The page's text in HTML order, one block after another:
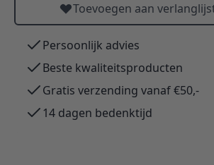
Toevoegen aan
Persoonlijk advies
Beste kwaliteitsproducten
Gratis verzending vanaf €50,-
14 dagen bedenktijd